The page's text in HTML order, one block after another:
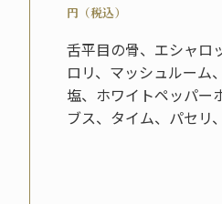
円（税込）
舌平目の骨、エシャロ
ロリ、マッシュルーム
塩、ホワイトペッパー
ブス、タイム、パセリ